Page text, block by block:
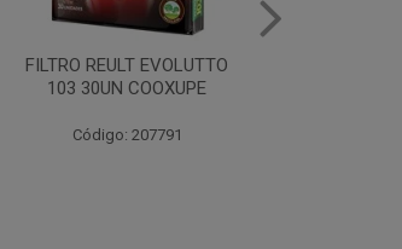
FILTRO PAPEL EVOLUTTO
103 30UN COOXUPE
Código: 259098